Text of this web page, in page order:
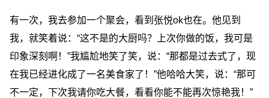
有一次，我去参加一个聚会，看到张悦ok也在。他见到
我，就笑着说：“这不是的大厨吗？上次你做的饭，我可是
印象深刻啊！”我尴尬地笑了笑，说：“那都是过去式了，现
在我已经进化成了一名美食家了！”他哈哈大笑，说：“那可
不一定，下次我请你吃大餐，看看你能不能再次惊艳我！”